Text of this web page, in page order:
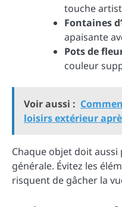
touche
Fontaines
apaisante
Pots de
couleur
Voir aussi :
loisirs extérieur
Chaque objet doit
générale. Évitez les
risquent de gâcher la